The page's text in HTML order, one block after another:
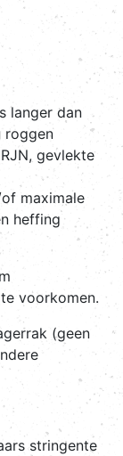
langer dan
roggen
gevlekte
maximale
heffing
voorkomen.
(geen
stringente